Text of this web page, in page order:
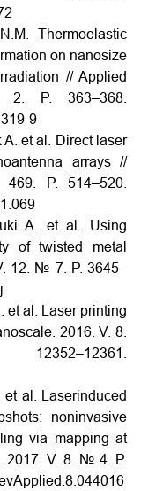
Thermoelastic
on nanosize
// Applied
P. 363–368.
9
et al. Direct laser
arrays //
P. 514–520.
A. et al. Using
of twisted metal
12. № 7. P. 3645–
et al. Laser printing
2016. V. 8.
al. Laserinduced
noninvasive
via mapping at
2017. V. 8. № 4. P.